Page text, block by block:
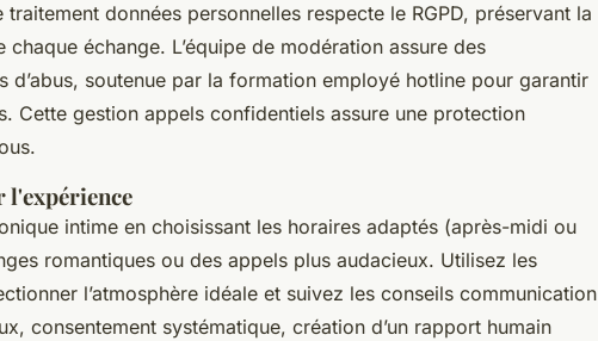
données personnelles respecte le RGPD, préservant la
échange. L’équipe de modération assure des
d’abus, soutenue par la formation employé hotline pour garantir
Cette gestion appels confidentiels assure une protection
l'expérience
intime en choisissant les horaires adaptés (après-midi ou
romantiques ou des appels plus audacieux. Utilisez les
l’atmosphère idéale et suivez les conseils communication
consentement systématique, création d’un rapport humain